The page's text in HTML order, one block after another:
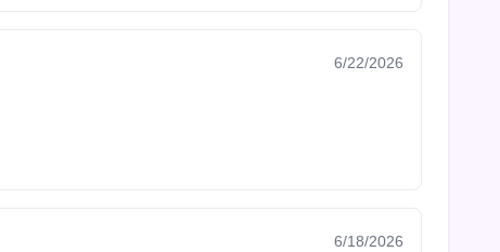
6/22/2026
6/18/2026